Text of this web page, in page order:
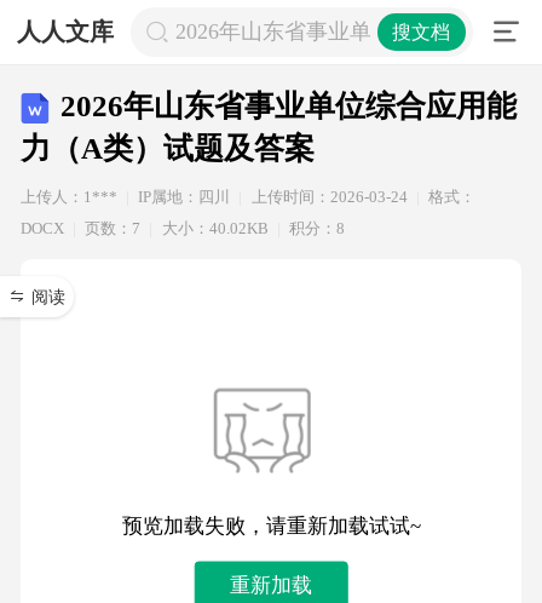
人人文库 2026年山东省事业单位综合应用能力
搜文档
2026年山东省事业单位综合应用能
力（A类）试题及答案
上传人：1*** IP属地：四川 上传时间：2026-03-24
格式：
DOCX
页数：7 大小：40.02KB 积分：8
阅读
预览加载失败，请重新加载试试~
重新加载